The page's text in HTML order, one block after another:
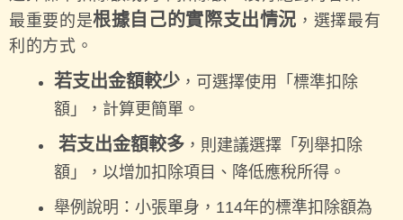
最重要的是根據自己的實際支出情況 ，選擇最有
利的方式。
若支出金額較少 ，可選擇使用「標準扣除
額」，計算更簡單。
若支出金額較多 ，則建議選擇「列舉扣除
額」，以增加扣除項目、降低應稅所得。
舉例說明：小張單身，114年的標準扣除額為